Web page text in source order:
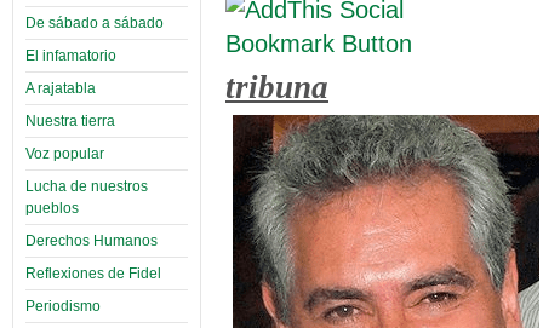
De sábado a sábado
El infamatorio
A rajatabla
Nuestra tierra
Voz popular
Lucha de nuestros
pueblos
Derechos Humanos
Reflexiones de Fidel
Periodismo
tribuna